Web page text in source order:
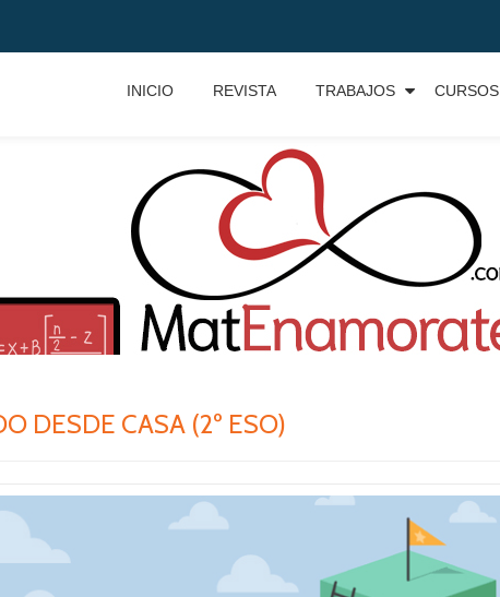
INICIO REVISTA TRABAJOS CURSOS
DESDE CASA (2º ESO)